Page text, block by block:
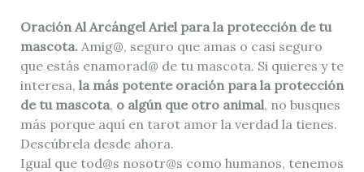
Oración Al Arcángel Ariel para la protección de tu
mascota.Amig@, seguro que amas o casi seguro
que estás enamorad@ de tu mascota. Si quieres y te
interesa, la más potente oración para la protección
de tu mascota, o algún que otro animal, no busques
más porque aquí en tarot amor la verdad la tienes.
Descúbrela desde ahora.
Igual que tod@s nosotr@s como humanos, tenemos